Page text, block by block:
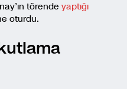
törende yaptığı
oturdu.